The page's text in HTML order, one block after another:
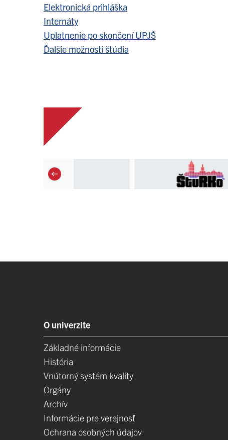
Elektronická prihláška
Internáty
Uplatnenie po skončení UPJŠ
Ďalšie možnosti štúdia
O univerzite
Základné informácie
História
Vnútorný systém kvality
Orgány
Archív
Informácie pre verejnosť
Ochrana osobných údajov